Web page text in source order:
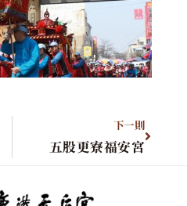
下一則
五股更寮福安宮